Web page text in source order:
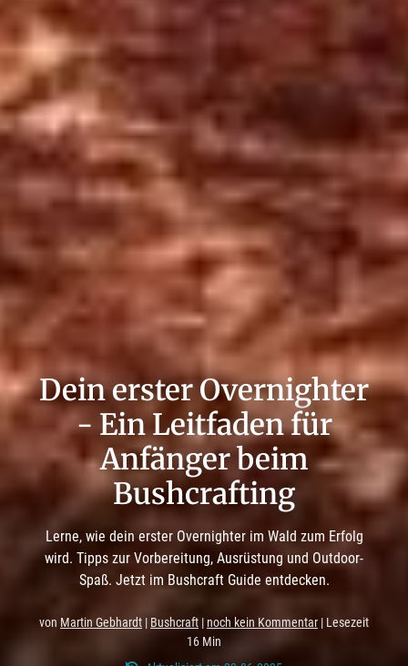
Dein erster Overnighter
- Ein Leitfaden für
Anfänger beim
Bushcrafting
Lerne, wie dein erster Overnighter im Wald zum Erfolg
wird. Tipps zur Vorbereitung, Ausrüstung und Outdoor-
Spaß. Jetzt im Bushcraft Guide entdecken.
von Martin Gebhardt | Bushcraft | noch kein Kommentar | Lesezeit
16 Min